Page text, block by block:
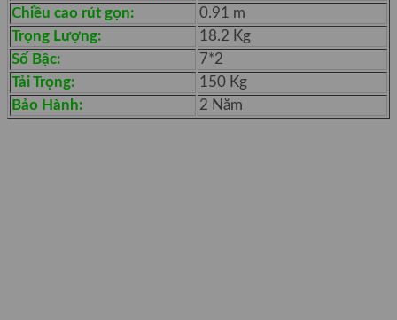
Chiều cao rút gọn:
0.91 m
Trọng Lượng:
18.2 Kg
Số Bậc:
7*2
Tải Trọng:
150 Kg
Bảo Hành:
2 Năm